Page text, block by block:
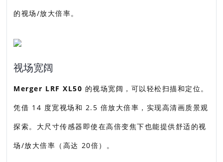
的视场/放大倍率。
视场宽阔
Merger LRF XL50 的视场宽阔，可以轻松扫描和定位。
凭借 14 度宽视场和 2.5 倍放大倍率，实现高清画质景观
探索。大尺寸传感器即使在高倍变焦下也能提供舒适的视
场/放大倍率（高达 20倍）。